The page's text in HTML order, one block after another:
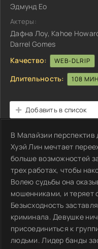
Эдмунд Ео
Актеры:
Дафна Лоу, Kahoe
Darrel Gomes
Качество:
WEB-DLRIP
Длительность: 108
Добавить в список
В Малайзии
Хуэй Лин мечтает
больше возможностей
трех работах, чтобы
Волею судьбы она
мошенниками, и теряет
Безысходность
криминала. Девушке
присоединиться к
людьми. Лидер банды